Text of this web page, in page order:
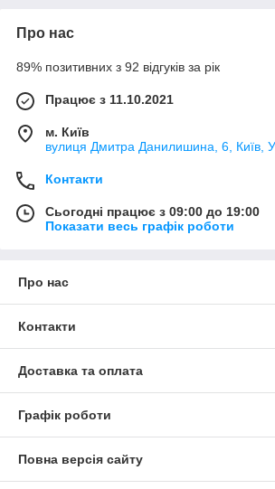
Про нас
89% позитивних з 92 відгуків за рік
Працює з 11.10.2021
м. Київ
вулиця Дмитра Данилишина, 6, Київ,
Контакти
Сьогодні працює з 09:00 до 19:00
Показати весь графік роботи
Про нас
Контакти
Доставка та оплата
Графік роботи
Повна версія сайту